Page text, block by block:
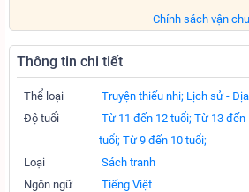
Chính sách vận
Thông tin chi tiết
Thể loại Truyện thiếu nhi; Lịch sử -
Độ tuổi
Từ 11 đến 12 tuổi; Từ 13 đến
tuổi; Từ 9 đến 10 tuổi;
Loại
Sách tranh
Ngôn ngữ
Tiếng Việt